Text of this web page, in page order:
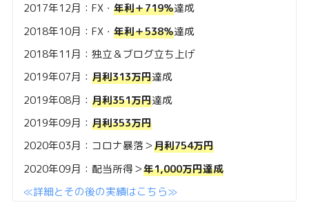
2017年12月：FX・ 年利＋719％達成
2018年10月：FX・ 年利＋538％達成
2018年11月：独立＆ブログ立ち上げ
2019年07月： 月利313万円達成
2019年08月： 月利351万円達成
2019年09月： 月利353万円
2020年03月：コロナ暴落＞月利754万円
2020年09月：配当所得＞年1,000万円達成
≪詳細とその後の実績はこちら≫